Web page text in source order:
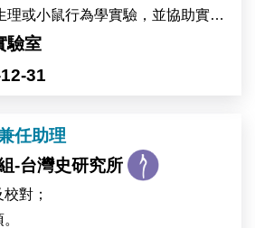
理或小鼠行為學實驗，並協助實驗
驗室
31
任助理
-台灣史研究所
對；